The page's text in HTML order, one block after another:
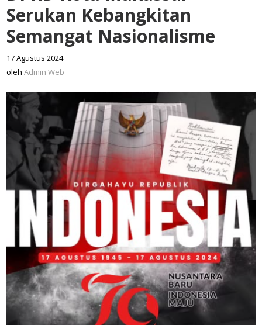
Serukan Kebangkitan
Semangat Nasionalisme
17 Agustus 2024
oleh Admin Web